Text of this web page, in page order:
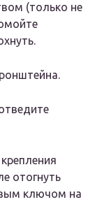
(только не
отогнуть
ключом на